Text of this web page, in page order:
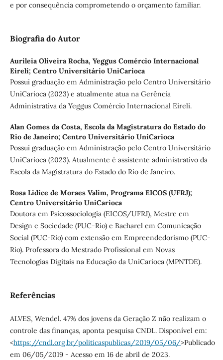
e por consequência comprometendo o orçamento familiar.
Biografia do Autor
Aurileia Oliveira Rocha, Yeggus Comércio Internacional
Eireli; Centro Universitário UniCarioca
Possui graduação em Administração pelo Centro Universitário
UniCarioca (2023) e atualmente atua na Gerência
Administrativa da Yeggus Comércio Internacional Eireli.
Alan Gomes da Costa, Escola da Magistratura do Estado do
Rio de Janeiro; Centro Universitário UniCarioca
Possui graduação em Administração pelo Centro Universitário
UniCarioca (2023). Atualmente é assistente administrativo da
Escola da Magistratura do Estado do Rio de Janeiro.
Rosa Lidice de Moraes Valim, Programa EICOS (UFRJ);
Centro Universitário UniCarioca
Doutora em Psicossociologia (EICOS/UFRJ), Mestre em
Design e Sociedade (PUC-Rio) e Bacharel em Comunicação
Social (PUC-Rio) com extensão em Empreendedorismo (PUC-
Rio). Professora do Mestrado Profissional em Novas
Tecnologias Digitais na Educação da UniCarioca (MPNTDE).
Referências
ALVES, Wendel. 47% dos jovens da Geração Z não realizam o
controle das finanças, aponta pesquisa CNDL. Disponível em:
<https://cndl.org.br/politicaspublicas/2019/05/06/>Publicado
em 06/05/2019 - Acesso em 16 de abril de 2023.